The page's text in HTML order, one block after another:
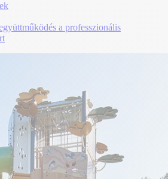
a professzionális